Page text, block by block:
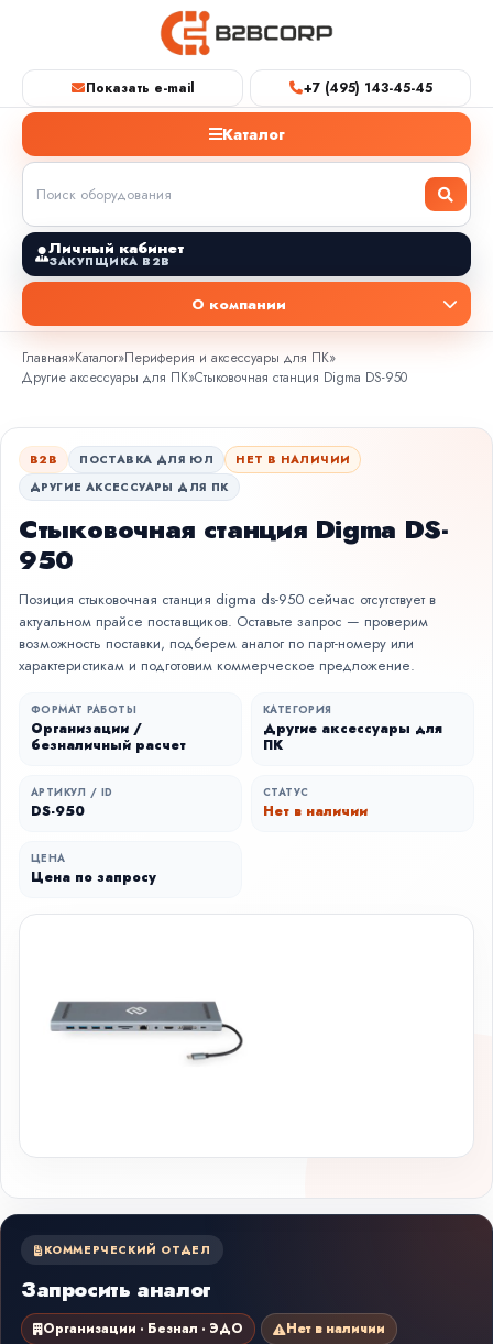
Показать e-mail +7 (495) 143-45-45
Каталог
Личный кабинет
ЗАКУПЩИКА B2B
О компании
Главная»Каталог»Периферия и аксессуары для ПК»
Другие аксессуары для ПК»Стыковочная станция Digma DS-950
B2B ПОСТАВКА ДЛЯ ЮЛ
НЕТ В НАЛИЧИИ
ДРУГИЕ АКСЕССУАРЫ ДЛЯ ПК
Стыковочная станция Digma DS-
950
Позиция стыковочная станция digma ds-950 сейчас отсутствует в
актуальном прайсе поставщиков. Оставьте запрос — проверим
возможность поставки, подберем аналог по парт-номеру или
характеристикам и подготовим коммерческое предложение.
ФОРМАТ РАБОТЫ
Организации /
безналичный расчет
КАТЕГОРИЯ
Другие аксессуары для
ПК
АРТИКУЛ / ID
DS-950
СТАТУС
Нет в наличии
ЦЕНА
Цена по запросу
КОММЕРЧЕСКИЙ ОТДЕЛ
Запросить аналог
Организации · Безнал · ЭДО Нет в наличии